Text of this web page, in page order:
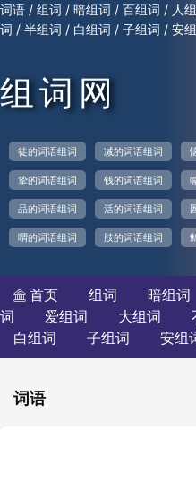
词语 / 组词 / 暗组词 / 百组词 / 人
词 / 半组词 / 白组词 / 子组词 / 安
组词网
徒的词语组词 减的词语组词
挚的词语组词 钱的词语组词
品的词语组词 活的词语组词
喟的词语组词 肢的词语组词
 首页 组词 暗组词
词
爱组词 大组词
白组词
子组词 安组
词语